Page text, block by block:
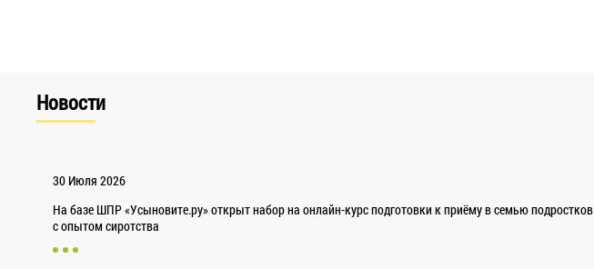
Новости
30 Июля 2026
На базе ШПР «Усыновите.ру» открыт набор на онлайн-курс подготовки к приёму в семью подростков
с опытом сиротства